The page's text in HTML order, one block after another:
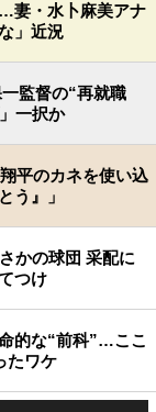
妻・水卜麻美アナ
」近況
監督の“再就職
一択か
平のカネを使い込
う』」
かの球団 采配に
つけ
的な“前科”…ここ
たワケ